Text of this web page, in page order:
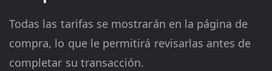
Todas las tarifas se mostrarán en la página de
compra, lo que le permitirá revisarlas antes de
completar su transacción.